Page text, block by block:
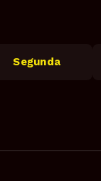
Segunda